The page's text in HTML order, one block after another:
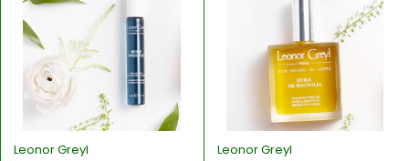
Leonor Greyl
Leonor Greyl